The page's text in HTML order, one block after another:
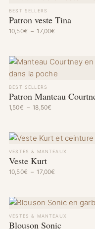
BEST SELLERS
Patron veste Tina
10,50€ – 17,00€
BEST SELLERS
Patron Manteau
1,50€ – 18,50€
VESTES & MANTEAUX
Veste Kurt
10,50€ – 17,00€
VESTES & MANTEAUX
Blouson Sonic